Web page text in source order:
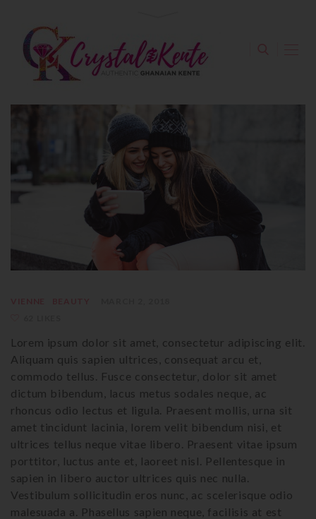
Lorem ipsum dolor sit amet, consectetur adipiscing elit.
Aliquam quis sapien ultrices, consequat arcu et,
commodo tellus. Fusce consectetur, dolor sit amet
dictum bibendum, lacus metus sodales neque, ac
rhoncus odio lectus et ligula. Praesent mollis, urna sit
amet tincidunt lacinia, lorem velit bibendum nisi, et
ultrices tellus neque vitae libero. Praesent vitae ipsum
porttitor, luctus ante et, laoreet nisl. Pellentesque in
sapien in libero auctor ultrices quis nec nulla.
Vestibulum sollicitudin eros nunc, ac scelerisque odio
malesuada a. Phasellus sapien neque, facilisis at est